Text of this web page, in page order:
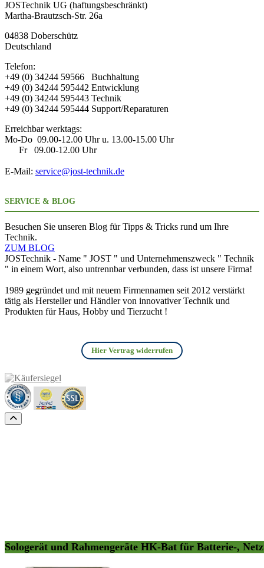
JOSTechnik UG (haftungsbeschränkt)
Martha-Brautzsch-Str. 26a
04838 Doberschütz
Deutschland
Telefon:
+49 (0) 34244 59566 Buchhaltung
+49 (0) 34244 595442 Entwicklung
+49 (0) 34244 595443 Technik
+49 (0) 34244 595444 Support/Reparaturen
Erreichbar werktags:
Mo-Do 09.00-12.00 Uhr u. 13.00-15.00 Uhr
Fr 09.00-12.00 Uhr
E-Mail: service@jost-technik.de
SERVICE & BLOG
Besuchen Sie unseren Blog für Tipps & Tricks rund um Ihre
Technik.
ZUM BLOG
JOSTechnik - Name " JOST " und Unternehmenszweck " Technik
" in einem Wort, also untrennbar verbunden, dass ist unsere Firma!
1989 gegründet und mit neuem Firmennamen seit 2012 verstärkt
tätig als Hersteller und Händler von innovativer Technik und
Produkten für Haus, Hobby und Tierzucht !
Hier Vertrag widerrufen
Sologerät und Rahmengeräte HK-Bat für Batterie-,